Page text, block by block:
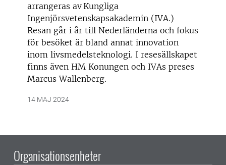
arrangeras av Kungliga
Ingenjörsvetenskapsakademin (IVA.)
Resan går i år till Nederländerna och fokus
för besöket är bland annat innovation
inom livsmedelsteknologi. I resesällskapet
finns även HM Konungen och IVAs preses
Marcus Wallenberg.
14 MAJ 2024
Organisationsenheter